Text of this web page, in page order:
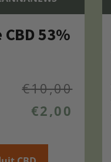
53%
€10,00
€2,00